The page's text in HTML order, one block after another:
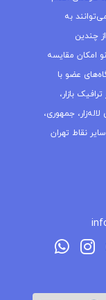
به
چندین
امکان مقایسه
عضو با
بازار،
جمهوری،
نقاط تهران